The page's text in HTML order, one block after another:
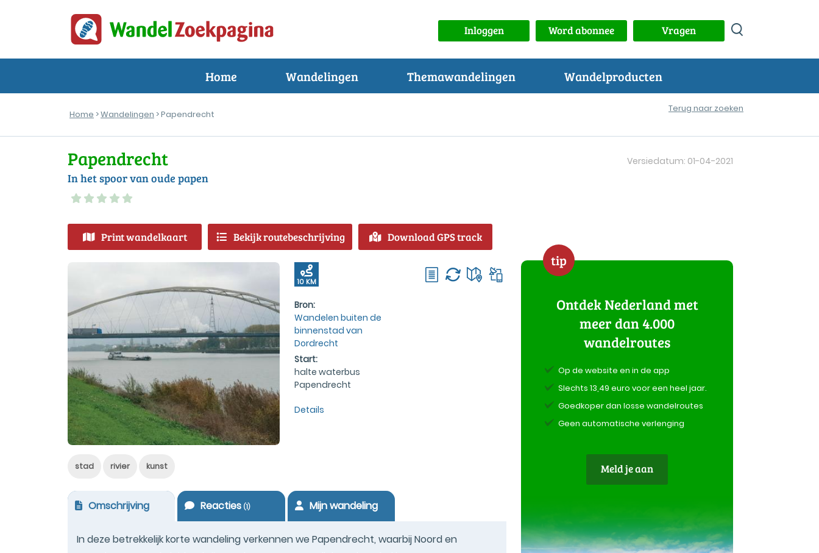
Inloggen Word abonnee Vragen
Home Wandelingen Themawandelingen Wandelproducten
Home >Wandelingen > Papendrecht
Terug naar zoeken
Papendrecht
In het spoor van oude papen
Versiedatum: 01-04-2021
Print wandelkaart Bekijk routebeschrijving Download GPS track
10 KM
Bron:
Wandelen buiten de
binnenstad van
Dordrecht
Start:
halte waterbus
Papendrecht
Details
stad rivier kunst
Omschrijving Reacties(1) Mijn wandeling
In deze betrekkelijk korte wandeling verkennen we Papendrecht, waarbij Noord en
tip
Ontdek Nederland met
meer dan 4.000
wandelroutes
Op de website en in de app
Slechts 13,49 euro voor een heel jaar.
Goedkoper dan losse wandelroutes
Geen automatische verlenging
Meld je aan